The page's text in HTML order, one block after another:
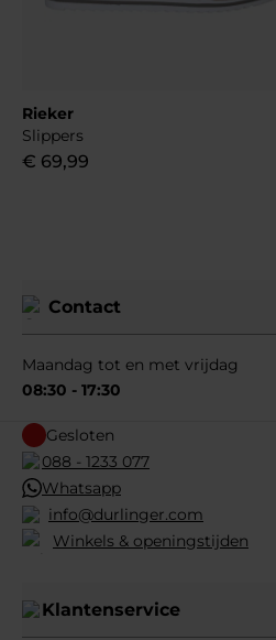
Rieker
Slippers
€ 69,99
Contact
Maandag tot en met vrijdag
08:30 - 17:30
Gesloten
088 - 1233 077
Whatsapp
info@durlinger.com
Winkels & openingstijden
Klantenservice